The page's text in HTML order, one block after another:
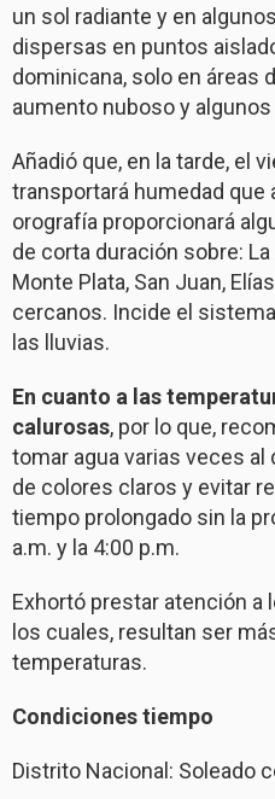
un sol radiante y en
dispersas en puntos
dominicana, solo en áreas
aumento nuboso y
Añadió que, en la tarde, el
transportará humedad que
orografía proporcionará
de corta duración sobre:
Monte Plata, San Juan,
cercanos. Incide el
las lluvias.
En cuanto a las
calurosas, por lo que,
tomar agua varias veces al
de colores claros y evitar
tiempo prolongado sin la
a.m. y la 4:00 p.m.
Exhortó prestar atención
los cuales, resultan ser
temperaturas.
Condiciones tiempo
Distrito Nacional: Soleado